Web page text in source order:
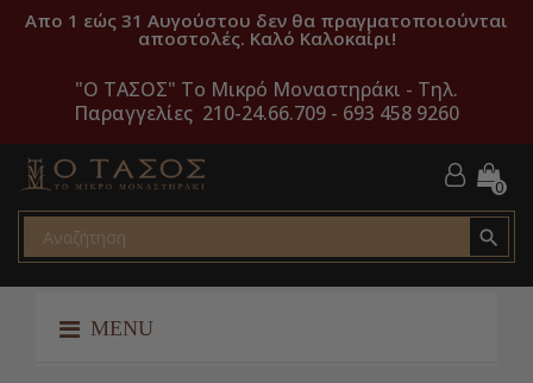
Απο 1 εώς 31 Αυγούστου δεν θα πραγματοποιούνται
αποστολές. Καλό Καλοκαίρι!
"O ΤΑΣΟΣ" Το Μικρό Μοναστηράκι - Τηλ.
Παραγγελίες 210-24.66.709 - 693 458 9260
0

MENU